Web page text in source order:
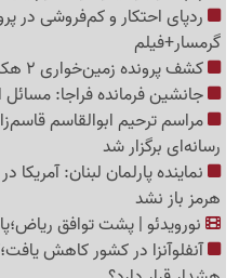
گرمسار+فیلم
کشف پرونده زمین‌‎خواری 2 هکتاری در بابل
جانشین فرمانده فراجا: مسائل
مراسم ترحیم ابوالقاسم
رسانه‌ای برگزار شد
نماینده پارلمان لبنان: آمریکا
هرمز باز نشد
نورویدئو | پشت توافق
آنفلوآنزا در کشور کاهش